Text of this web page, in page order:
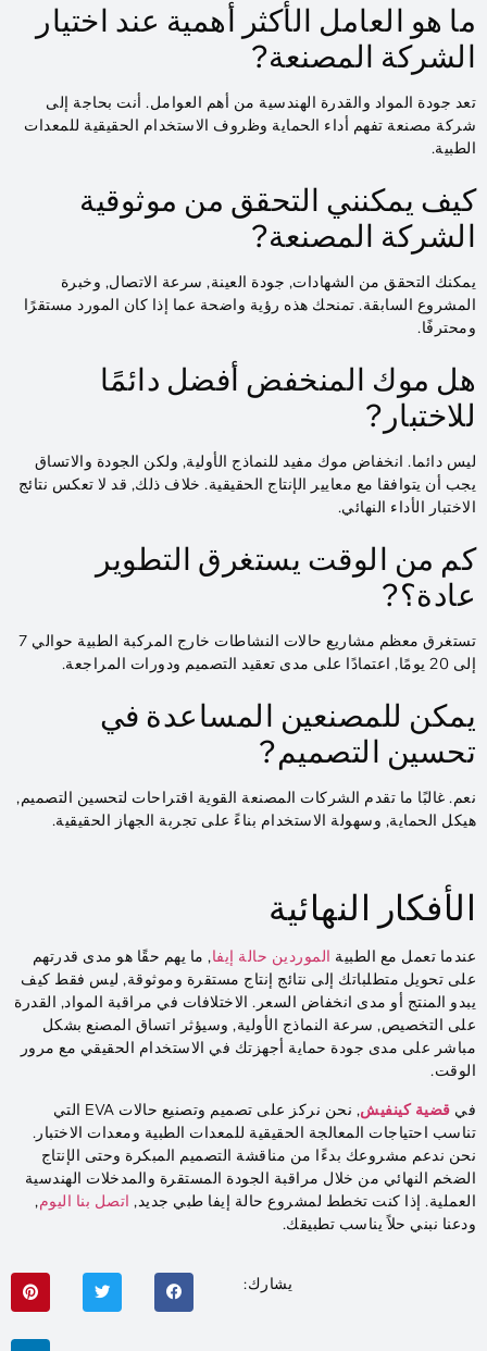
ما هو العامل الأكثر أهمية عند اختيار
الشركة المصنعة?
تعد جودة المواد والقدرة الهندسية من أهم العوامل. أنت بحاجة إلى
شركة مصنعة تفهم أداء الحماية وظروف الاستخدام الحقيقية للمعدات
الطبية.
كيف يمكنني التحقق من موثوقية
الشركة المصنعة?
يمكنك التحقق من الشهادات, جودة العينة, سرعة الاتصال, وخبرة
المشروع السابقة. تمنحك هذه رؤية واضحة عما إذا كان المورد مستقرًا
ومحترفًا.
هل موك المنخفض أفضل دائمًا
للاختبار?
ليس دائما. انخفاض موك مفيد للنماذج الأولية, ولكن الجودة والاتساق
يجب أن يتوافقا مع معايير الإنتاج الحقيقية. خلاف ذلك, قد لا تعكس نتائج
الاختبار الأداء النهائي.
كم من الوقت يستغرق التطوير
عادة؟?
تستغرق معظم مشاريع حالات النشاطات خارج المركبة الطبية حوالي 7
إلى 20 يومًا, اعتمادًا على مدى تعقيد التصميم ودورات المراجعة.
يمكن للمصنعين المساعدة في
تحسين التصميم?
نعم. غالبًا ما تقدم الشركات المصنعة القوية اقتراحات لتحسين التصميم,
هيكل الحماية, وسهولة الاستخدام بناءً على تجربة الجهاز الحقيقية.
الأفكار النهائية
عندما تعمل مع الطبية الموردين حالة إيفا, ما يهم حقًا هو مدى قدرتهم
على تحويل متطلباتك إلى نتائج إنتاج مستقرة وموثوقة, ليس فقط كيف
يبدو المنتج أو مدى انخفاض السعر. الاختلافات في مراقبة المواد, القدرة
على التخصيص, سرعة النماذج الأولية, وسيؤثر اتساق المصنع بشكل
مباشر على مدى جودة حماية أجهزتك في الاستخدام الحقيقي مع مرور
الوقت.
في قضية كينفيش
, نحن نركز على تصميم وتصنيع حالات EVA التي
تناسب احتياجات المعالجة الحقيقية للمعدات الطبية ومعدات الاختبار.
نحن ندعم مشروعك بدءًا من مناقشة التصميم المبكرة وحتى الإنتاج
الضخم النهائي من خلال مراقبة الجودة المستقرة والمدخلات الهندسية
العملية. إذا كنت تخطط لمشروع حالة إيفا طبي جديد, اتصل بنا اليوم,
ودعنا نبني حلاً يناسب تطبيقك.
يشارك: